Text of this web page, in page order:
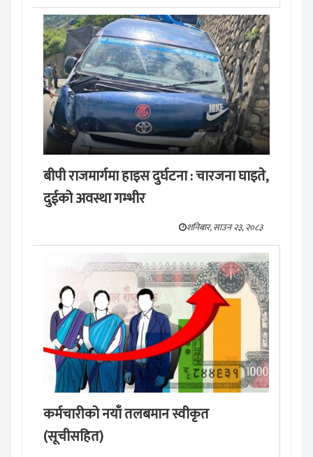
बीपी राजमार्गमा हाइस दुर्घटना : चारजना घाइते,
दुईको अवस्था गम्भीर
शनिबार, साउन २३, २०८३
कर्मचारीको नयाँ तलबमान स्वीकृत
(सूचीसहित)